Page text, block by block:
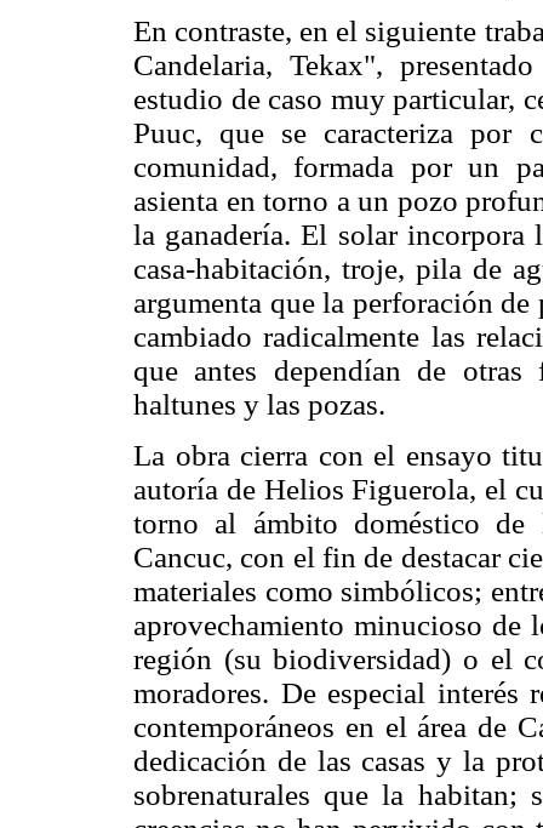
En contraste, en el siguiente
Candelaria, Tekax",
estudio de caso muy particular,
Puuc, que se caracteriza por
comunidad, formada por un
asienta en torno a un pozo
la ganadería. El solar incorpora
casa-habitación, troje, pila de
argumenta que la perforación
cambiado radicalmente las
que antes dependían de otras
haltunes y las pozas.
La obra cierra con el ensayo
autoría de Helios Figuerola, el
torno al ámbito doméstico de
Cancuc, con el fin de destacar
materiales como simbólicos;
aprovechamiento minucioso de
región (su biodiversidad) o el
moradores. De especial interés
contemporáneos en el área de
dedicación de las casas y la
sobrenaturales que la habitan;